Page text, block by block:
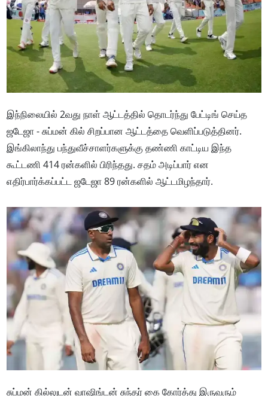
இந்நிலையில் 2வது நாள் ஆட்டத்தில் தொடர்ந்து பேட்டிங் செய்த
ஜடேஜா - சுப்மன் கில் சிறப்பான ஆட்டத்தை வெளிப்படுத்தினர்.
இங்கிலாந்து பந்துவீச்சாளர்களுக்கு தண்ணி காட்டிய இந்த
கூட்டணி 414 ரன்களில் பிரிந்தது. சதம் அடிப்பார் என
எதிர்பார்க்கப்பட்ட ஜடேஜா 89 ரன்களில் ஆட்டமிழந்தார்.
சுப்மன் கில்லுடன் வாஷிங்டன் சுந்தர் கை கோர்த்து இருவரும்